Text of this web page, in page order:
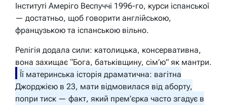
Інституті Амеріго Веспуччі 1996-го, курси іспанської
— достатньо, щоб говорити англійською,
французькою та іспанською вільно.
Релігія додала сили: католицька, консервативна,
вона захищає “Бога, батьківщину, сім’ю” як мантри.
Її материнська історія драматична: вагітна
Джорджією в 23, мати відмовилася від аборту,
попри тиск — факт, який прем’єрка часто згадує в